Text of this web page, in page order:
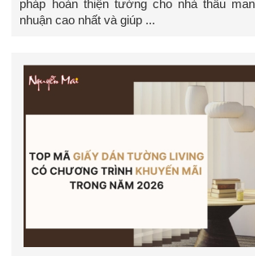
pháp hoàn thiện tường cho nhà thầu
nhuận cao nhất và giúp ...